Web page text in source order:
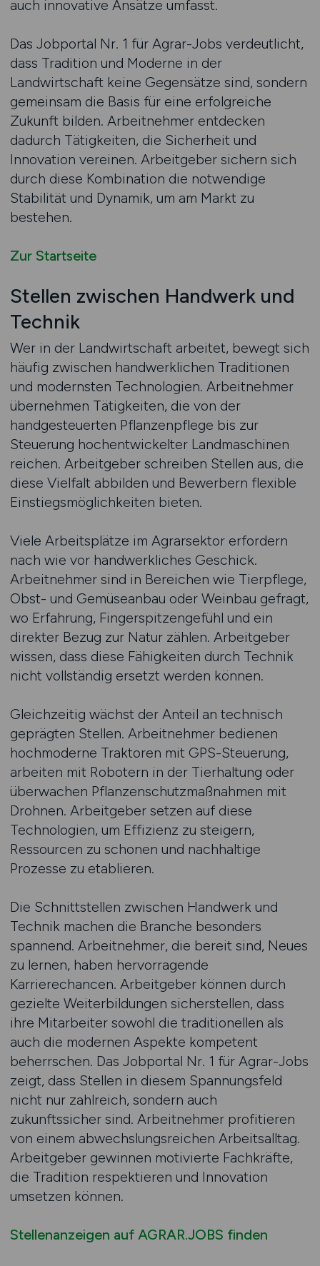
auch innovative Ansätze umfasst.
Das Jobportal Nr. 1 für Agrar-Jobs verdeutlicht,
dass Tradition und Moderne in der
Landwirtschaft keine Gegensätze sind, sondern
gemeinsam die Basis für eine erfolgreiche
Zukunft bilden. Arbeitnehmer entdecken
dadurch Tätigkeiten, die Sicherheit und
Innovation vereinen. Arbeitgeber sichern sich
durch diese Kombination die notwendige
Stabilität und Dynamik, um am Markt zu
bestehen.
Zur Startseite
Stellen zwischen Handwerk und
Technik
Wer in der Landwirtschaft arbeitet, bewegt sich
häufig zwischen handwerklichen Traditionen
und modernsten Technologien. Arbeitnehmer
übernehmen Tätigkeiten, die von der
handgesteuerten Pflanzenpflege bis zur
Steuerung hochentwickelter Landmaschinen
reichen. Arbeitgeber schreiben Stellen aus, die
diese Vielfalt abbilden und Bewerbern flexible
Einstiegsmöglichkeiten bieten.
Viele Arbeitsplätze im Agrarsektor erfordern
nach wie vor handwerkliches Geschick.
Arbeitnehmer sind in Bereichen wie Tierpflege,
Obst- und Gemüseanbau oder Weinbau gefragt,
wo Erfahrung, Fingerspitzengefühl und ein
direkter Bezug zur Natur zählen. Arbeitgeber
wissen, dass diese Fähigkeiten durch Technik
nicht vollständig ersetzt werden können.
Gleichzeitig wächst der Anteil an technisch
geprägten Stellen. Arbeitnehmer bedienen
hochmoderne Traktoren mit GPS-Steuerung,
arbeiten mit Robotern in der Tierhaltung oder
überwachen Pflanzenschutzmaßnahmen mit
Drohnen. Arbeitgeber setzen auf diese
Technologien, um Effizienz zu steigern,
Ressourcen zu schonen und nachhaltige
Prozesse zu etablieren.
Die Schnittstellen zwischen Handwerk und
Technik machen die Branche besonders
spannend. Arbeitnehmer, die bereit sind, Neues
zu lernen, haben hervorragende
Karrierechancen. Arbeitgeber können durch
gezielte Weiterbildungen sicherstellen, dass
ihre Mitarbeiter sowohl die traditionellen als
auch die modernen Aspekte kompetent
beherrschen. Das Jobportal Nr. 1 für Agrar-Jobs
zeigt, dass Stellen in diesem Spannungsfeld
nicht nur zahlreich, sondern auch
zukunftssicher sind. Arbeitnehmer profitieren
von einem abwechslungsreichen Arbeitsalltag.
Arbeitgeber gewinnen motivierte Fachkräfte,
die Tradition respektieren und Innovation
umsetzen können.
Stellenanzeigen auf AGRAR.JOBS finden